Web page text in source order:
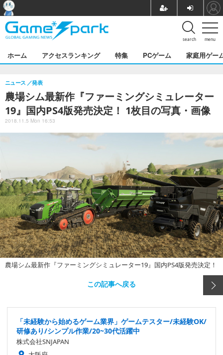
menu
search
ホーム アクセスランキング 特集 PCゲーム 家庭用ゲー
農場シム最新作『ファーミングシミュレーター
19』国内PS4版発売決定！ 1枚目の写真・画像
ニュース 発表
2018.11.5 Mon 16:53
農場シム最新作『ファーミングシミュレーター19』国内PS4版発売決定！
この記事へ戻る
「未経験から始めるゲーム業界」ゲームテスター/未経験OK/
研修あり/シンプル作業/20~30代活躍中
株式会社SNJAPAN